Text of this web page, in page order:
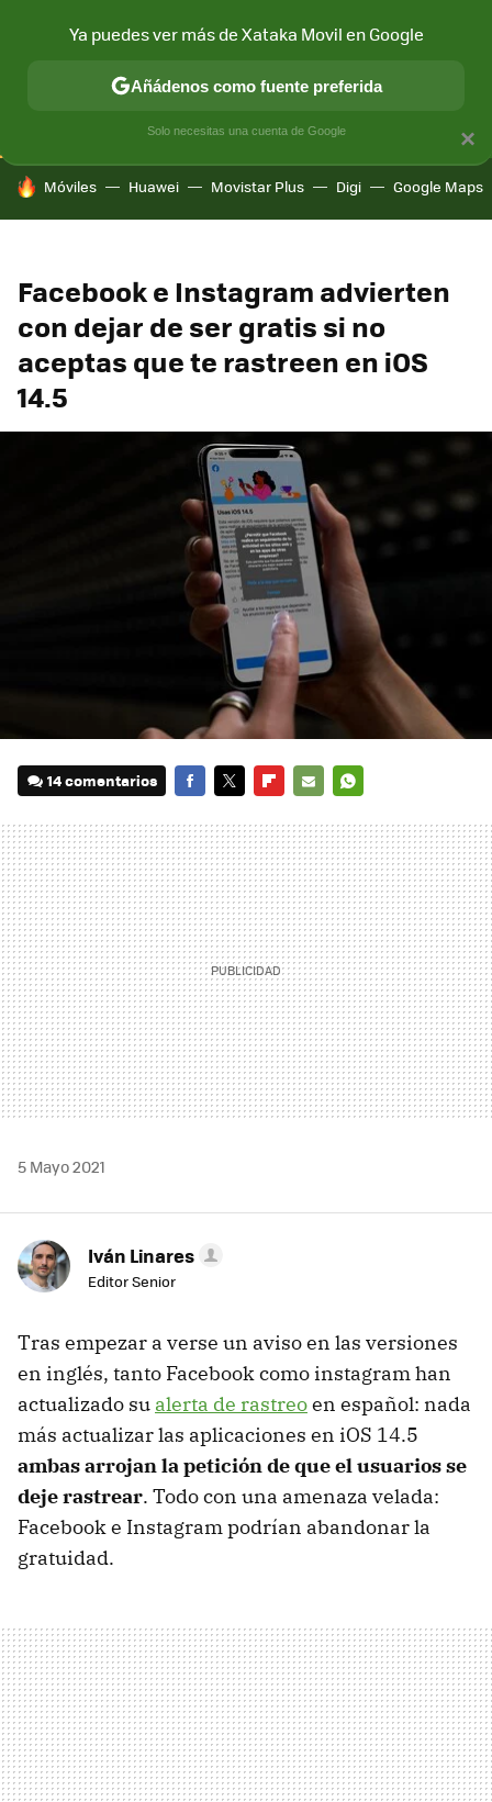
CONECTIVIDAD MÓVIL Y SOCIEDAD APLICACIONES
HOY SE HABLA DE
Móviles Huawei Movistar Plus Digi Google Maps
Facebook e Instagram advierten
con dejar de ser gratis si no
aceptas que te rastreen en iOS
14.5
14 comentarios
MAIL
5 Mayo 2021
Iván Linares
Editor Senior
Tras empezar a verse un aviso en las versiones
en inglés, tanto Facebook como instagram han
actualizado su alerta de rastreoen español: nada
más actualizar las aplicaciones en iOS 14.5
ambas arrojan la petición de que el usuarios se
deje rastrear. Todo con una amenaza velada:
Facebook e Instagram podrían abandonar la
gratuidad.
×
Ya puedes ver más de Xataka Movil en Google
Añádenos como fuente preferida
Solo necesitas una cuenta de Google